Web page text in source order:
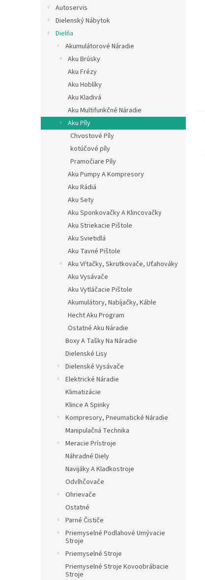
Autoservis
Dielenský Nábytok
Dielňa
Akumulátorové Náradie
Aku Brúsky
Aku Frézy
Aku Hoblíky
Aku Kladivá
Aku Multifunkčné Náradie
Aku Píly
Chvostové Píly
kotúčové píly
Pramočiare Píly
Aku Pumpy A Kompresory
Aku Rádiá
Aku Sety
Aku Sponkovačky A Klincovačky
Aku Striekacie Pištole
Aku Svietidlá
Aku Tavné Pištole
Aku Vŕtačky, Skrutkovače, Uťahováky
Aku Vysávače
Aku Vytláčacie Pištole
Akumulátory, Nabíjačky, Káble
Hecht Aku Program
Ostatné Aku Náradie
Boxy A Tašky Na Náradie
Dielenské Lisy
Dielenské Vysávače
Elektrické Náradie
Klimatizácie
Klince A Spinky
Kompresory, Pneumatické Náradie
Manipulačná Technika
Meracie Prístroje
Náhradné Diely
Navijáky A Kladkostroje
Odvlhčovače
Ohrievače
Ostatné
Parné Čističe
Priemyselné Podlahové Umývacie
Stroje
Priemyselné Stroje
Priemyselné Stroje Kovoobrábacie
Stroje